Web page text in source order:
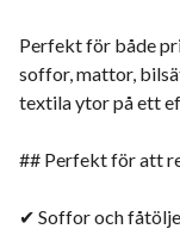
Perfekt för både
soffor, mattor,
textila ytor på ett
## Perfekt för att
✔ Soffor och